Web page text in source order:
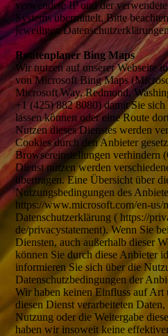
verwendete IP und der
Systems übermittelt. Bitte
jeweiligen
Routenplaner Bing Maps
Wir nutzen auf unserer Webseite
von Microsoft Bing Maps
Microsoft Way, Redmond,
+1 (425) 882 8080) damit Sie sich
lassen können oder eine Route
Nutzen dieses Dienstes werden
Cookies durch den Anbieter
Browsereinstellungen verhindern
Dienst nutzen werden
übertragen. Eine Übersicht über
Nutzungsbedingungen des
https://www.microsoft.com/en-us/
Datenschutzerklärung ( https://
de/privacystatement). Wenn Sie
Diensten, auch außerhalb dieser
können Sie durch diese Anbieter
informieren Sie sich über die
Datenschutzbedingungen der
Wir haben keinen Einfluss auf Art
diesen Dienst verarbeiteten
Nutzung oder die Weitergabe
haben wir insoweit keine